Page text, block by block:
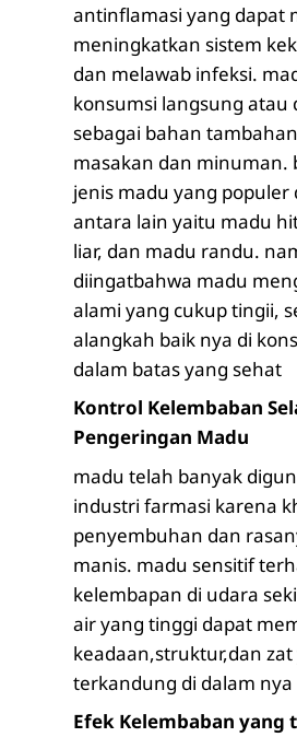
antinflamasi yang dapat
meningkatkan sistem
dan melawab infeksi.
konsumsi langsung atau
sebagai bahan
masakan dan minuman.
jenis madu yang populer
antara lain yaitu madu
liar, dan madu randu.
diingatbahwa madu
alami yang cukup tingii,
alangkah baik nya di
dalam batas yang sehat
Kontrol Kelembaban
Pengeringan Madu
madu telah banyak
industri farmasi karena
penyembuhan dan
manis. madu sensitif
kelembapan di udara
air yang tinggi dapat
keadaan,struktur,dan zat
terkandung di dalam nya
Efek Kelembaban yang